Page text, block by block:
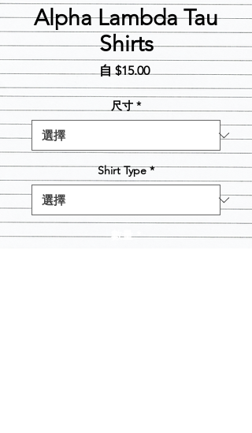
Alpha Lambda Tau
Shirts
自$15.00促
銷
價
格
尺寸 *
Shirt Type *
數量 *